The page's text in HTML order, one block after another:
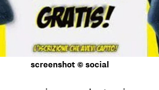
screenshot © social